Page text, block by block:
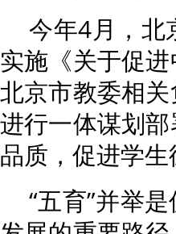
今年4月，北
实施《关于促
北京市教委相
进行一体谋划
品质，促进学
“五育”并举